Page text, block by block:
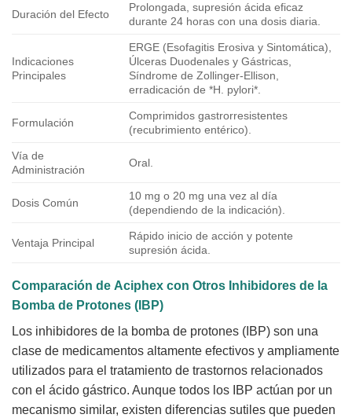
Duración del Efecto
Prolongada, supresión ácida eficaz
durante 24 horas con una dosis diaria.
Indicaciones
Principales
ERGE (Esofagitis Erosiva y Sintomática),
Úlceras Duodenales y Gástricas,
Síndrome de Zollinger-Ellison,
erradicación de *H. pylori*.
Formulación
Comprimidos gastrorresistentes
(recubrimiento entérico).
Vía de
Administración
Oral.
Dosis Común
10 mg o 20 mg una vez al día
(dependiendo de la indicación).
Ventaja Principal
Rápido inicio de acción y potente
supresión ácida.
Comparación de Aciphex con Otros Inhibidores de la
Bomba de Protones (IBP)
Los inhibidores de la bomba de protones (IBP) son una
clase de medicamentos altamente efectivos y ampliamente
utilizados para el tratamiento de trastornos relacionados
con el ácido gástrico. Aunque todos los IBP actúan por un
mecanismo similar, existen diferencias sutiles que pueden